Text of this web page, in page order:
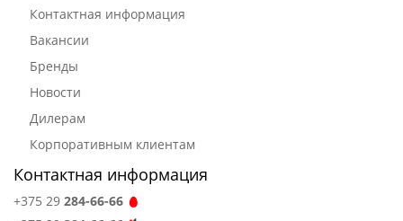
Контактная информация
Вакансии
Бренды
Новости
Дилерам
Корпоративным клиентам
Контактная информация
+375 29 284-66-66